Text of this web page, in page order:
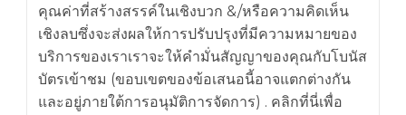
คุณค่าที่สร้างสรรค์ในเชิงบวก &/หรือความคิดเห็น
เชิงลบซึ่งจะส่งผลให้การปรับปรุงที่มีความหมายของ
บริการของเราเราจะให้คำมั่นสัญญาของคุณกับโบนัส
บัตรเข้าชม (ขอบเขตของข้อเสนอนี้อาจแตกต่างกัน
และอยู่ภายใต้การอนุมัติการจัดการ) . คลิกที่นี่เพื่อ